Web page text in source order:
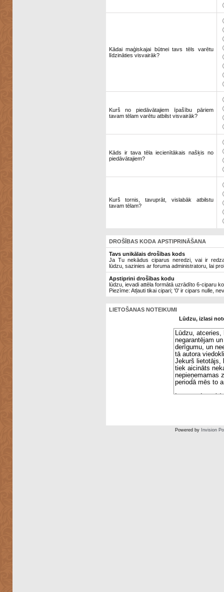
Kādai maģiskajai būtnei tavs tēls varētu
līdzināties visvairāk?
Kurš no piedāvātajiem īpašību pāriem
tavam tēlam varētu atbilst visvairāk?
Kāds ir tava tēla iecienītākais našķis no
piedāvātajiem?
Kurš tornis, tavuprāt, vislabāk atbilstu
tavam tēlam?
DROŠĪBAS KODA APSTIPRINĀŠANA
Tavs unikālais drošības kods
Ja Tu nekādus ciparus neredzi, vai ir
lūdzu, sazinies ar foruma administratoru, lai
Apstiprini drošības kodu
lūdzu, ievadi attēla formātā uzrādīto 6-ciparu
Piezīme: Atļauti tikai cipari; '0' ir cipars nulle,
LIETOŠANAS NOTEIKUMI
Lūdzu, izlasi
Powered by Invision